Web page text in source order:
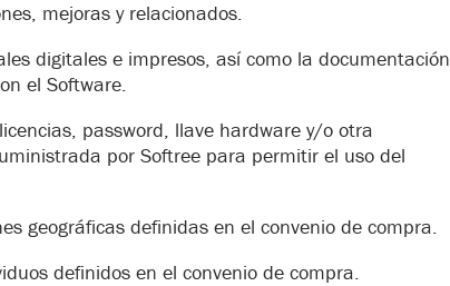
mejoras y relacionados.
digitales e impresos, así como la documentación
el Software.
password, llave hardware y/o otra
por Softree para permitir el uso del
geográficas definidas en el convenio de compra.
definidos en el convenio de compra.